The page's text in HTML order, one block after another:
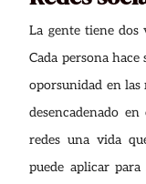
La gente tiene dos
Cada persona
oporsunidad en las
desencadenado
redes una vida
puede aplicar